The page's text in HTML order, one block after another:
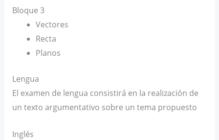
Bloque 3
Vectores
Recta
Planos
Lengua
El examen de lengua consistirá en la realización de
un texto argumentativo sobre un tema propuesto
Inglés